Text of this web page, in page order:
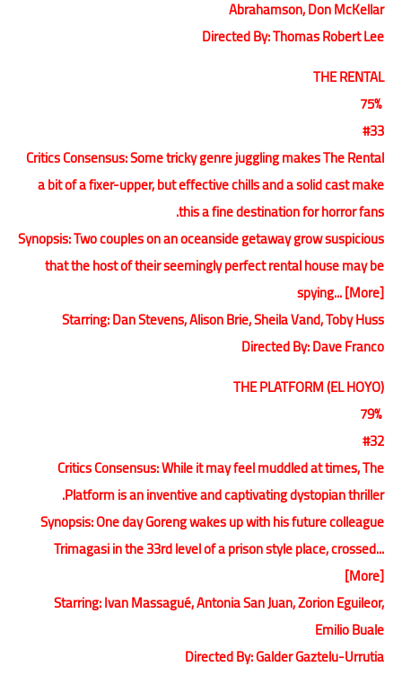
Abrahamson, Don McKellar
Directed By: Thomas Robert Lee
THE RENTAL
75%
#33
Critics Consensus: Some tricky genre juggling makes The Rental
a bit of a fixer-upper, but effective chills and a solid cast make
this a fine destination for horror fans.
Synopsis: Two couples on an oceanside getaway grow suspicious
that the host of their seemingly perfect rental house may be
spying... [More]
Starring: Dan Stevens, Alison Brie, Sheila Vand, Toby Huss
Directed By: Dave Franco
THE PLATFORM (EL HOYO)
79%
#32
Critics Consensus: While it may feel muddled at times, The
Platform is an inventive and captivating dystopian thriller.
Synopsis: One day Goreng wakes up with his future colleague
Trimagasi in the 33rd level of a prison style place, crossed...
[More]
Starring: Ivan Massagué, Antonia San Juan, Zorion Eguileor,
Emilio Buale
Directed By: Galder Gaztelu-Urrutia